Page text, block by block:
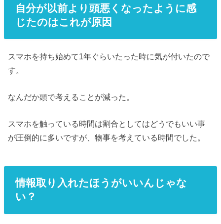
自分が以前より頭悪くなったように感
じたのはこれが原因
スマホを持ち始めて1年ぐらいたった時に気が付いたので
す。
なんだか頭で考えることが減った。
スマホを触っている時間は割合としてはどうでもいい事
が圧倒的に多いですが、物事を考えている時間でした。
情報取り入れたほうがいいんじゃな
い？